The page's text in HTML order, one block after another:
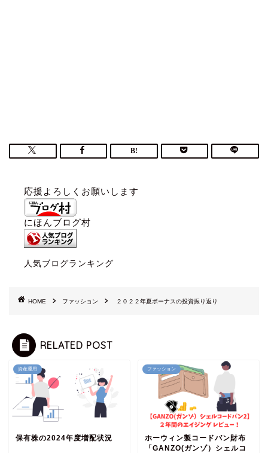
応援よろしくお願いします
にほんブログ村
人気ブログランキング
HOME ファッション ２０２２年夏ボーナスの投資振り返り
RELATED POST
資産運用
保有株の2024年度増配状況
ファッション
ホーウィン製コードバン財布
「GANZO(ガンゾ）シェルコ